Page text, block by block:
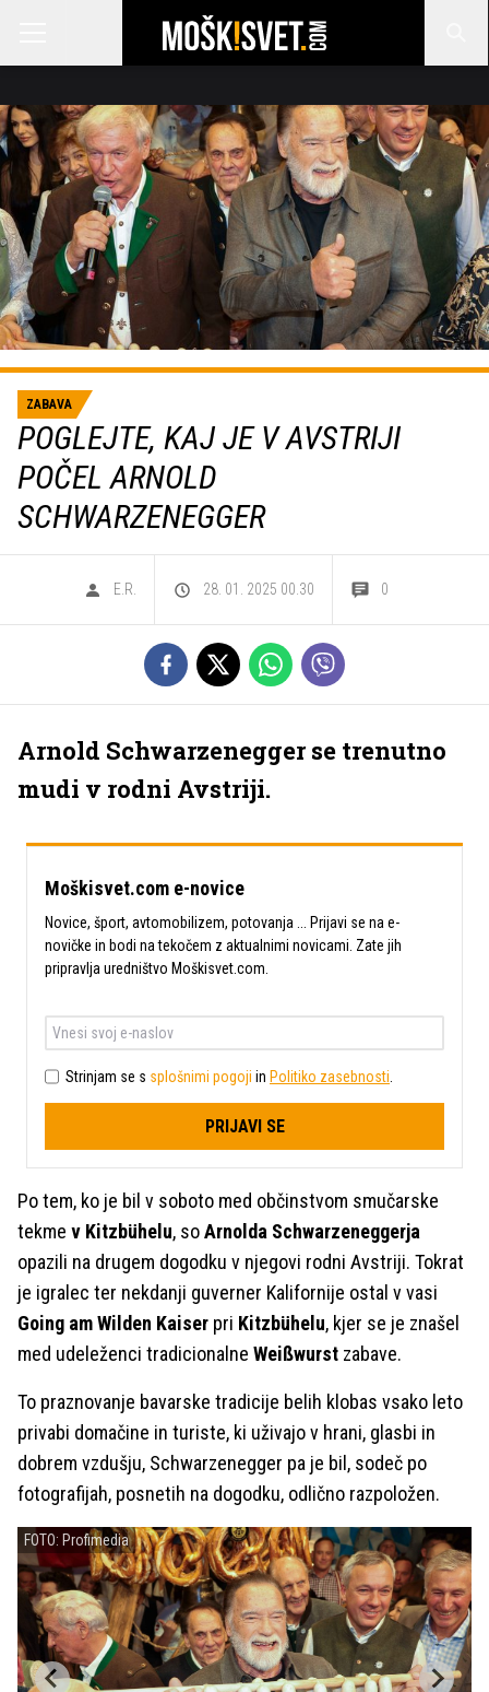
ZABAVA
POGLEJTE, KAJ JE V AVSTRIJI
POČEL ARNOLD
SCHWARZENEGGER
E.R. 28. 01. 2025 00.30 0
Arnold Schwarzenegger se trenutno
mudi v rodni Avstriji.
Moškisvet.com e-novice
Novice, šport, avtomobilizem, potovanja ... Prijavi se na e-
novičke in bodi na tekočem z aktualnimi novicami. Zate jih
pripravlja uredništvo Moškisvet.com.
Strinjam se s splošnimi pogoji in Politiko zasebnosti
PRIJAVI SE
Po tem, ko je bil v soboto med občinstvom smučarske
tekme v Kitzbühelu, soArnolda Schwarzeneggerja
opazili na drugem dogodku v njegovi rodni Avstriji. Tokrat
je igralec ter nekdanji guverner Kalifornije ostal v vasi
Going am Wilden Kaiser pri Kitzbühelu, kjer se je znašel
med udeleženci tradicionalne Weißwurst zabave.
To praznovanje bavarske tradicije belih klobas vsako leto
privabi domačine in turiste, ki uživajo v hrani, glasbi in
dobrem vzdušju, Schwarzenegger pa je bil, sodeč po
fotografijah, posnetih na dogodku, odlično razpoložen.
FOTO: Profimedia